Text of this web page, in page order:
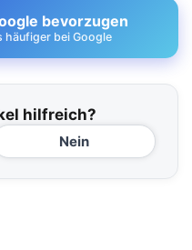
bevorzugen
häufiger bei Google
hilfreich?
Nein